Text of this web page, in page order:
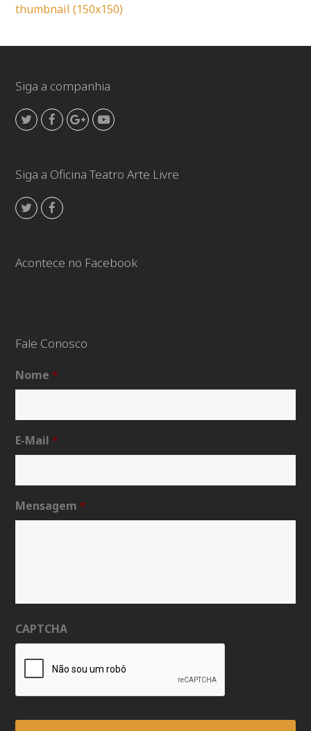
thumbnail (150x150)
Siga a companhia
TwitterFacebookGooglePlus
Youtube
Siga a Oficina Teatro Arte Livre
TwitterFacebook
Acontece no Facebook
Fale Conosco
Nome *
E-Mail *
Mensagem *
CAPTCHA